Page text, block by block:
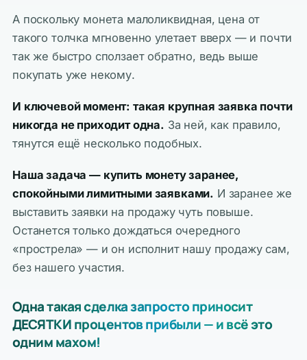
А поскольку монета малоликвидная, цена от
такого толчка мгновенно улетает вверх — и почти
так же быстро сползает обратно, ведь выше
покупать уже некому.
И ключевой момент: такая крупная заявка почти
никогда не приходит одна. За ней, как правило,
тянутся ещё несколько подобных.
Наша задача — купить монету заранее,
спокойными лимитными заявками. И заранее же
выставить заявки на продажу чуть повыше.
Останется только дождаться очередного
«прострела» — и он исполнит нашу продажу сам,
без нашего участия.
Одна такая сделка запросто приносит
ДЕСЯТКИ процентов прибыли — и всё это
одним махом!